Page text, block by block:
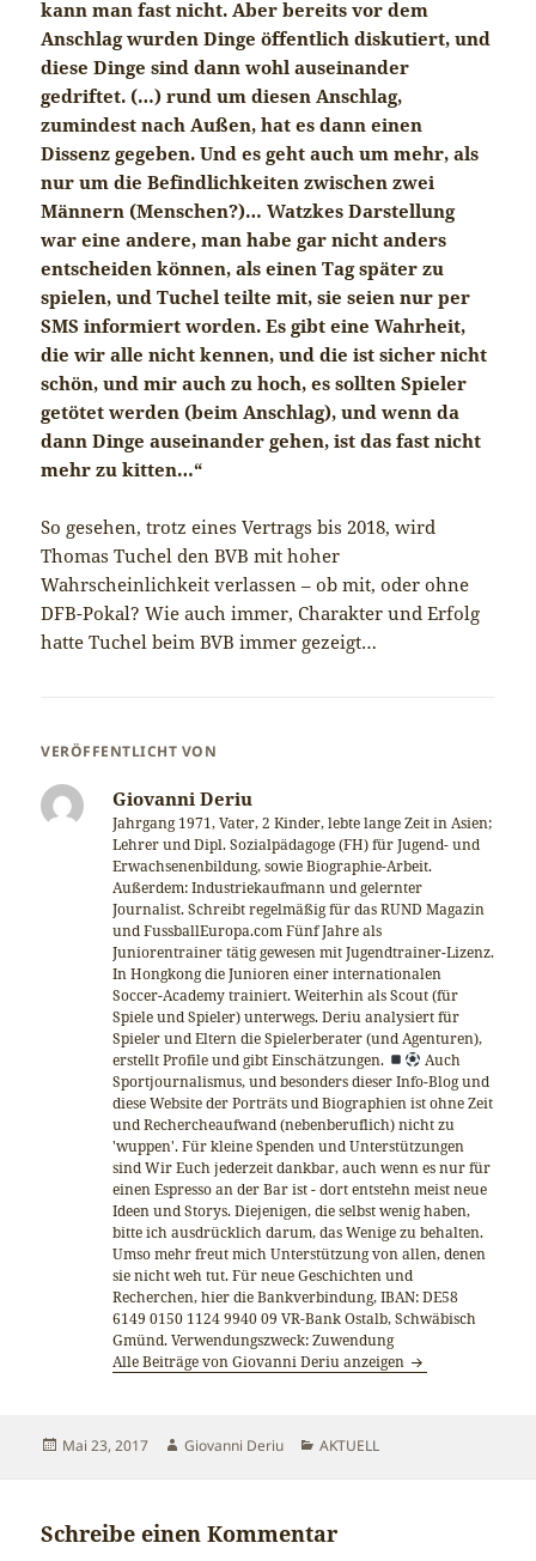
kann man fast nicht. Aber bereits vor dem
Anschlag wurden Dinge öffentlich diskutiert, und
diese Dinge sind dann wohl auseinander
gedriftet. (…) rund um diesen Anschlag,
zumindest nach Außen, hat es dann einen
Dissenz gegeben. Und es geht auch um mehr, als
nur um die Befindlichkeiten zwischen zwei
Männern (Menschen?)… Watzkes Darstellung
war eine andere, man habe gar nicht anders
entscheiden können, als einen Tag später zu
spielen, und Tuchel teilte mit, sie seien nur per
SMS informiert worden. Es gibt eine Wahrheit,
die wir alle nicht kennen, und die ist sicher nicht
schön, und mir auch zu hoch, es sollten Spieler
getötet werden (beim Anschlag), und wenn da
dann Dinge auseinander gehen, ist das fast nicht
mehr zu kitten…“
So gesehen, trotz eines Vertrags bis 2018, wird
Thomas Tuchel den BVB mit hoher
Wahrscheinlichkeit verlassen – ob mit, oder ohne
DFB-Pokal? Wie auch immer, Charakter und Erfolg
hatte Tuchel beim BVB immer gezeigt…
VERÖFFENTLICHT VON
Giovanni Deriu
Jahrgang 1971, Vater, 2 Kinder, lebte lange Zeit in Asien;
Lehrer und Dipl. Sozialpädagoge (FH) für Jugend- und
Erwachsenenbildung, sowie Biographie-Arbeit.
Außerdem: Industriekaufmann und gelernter
Journalist. Schreibt regelmäßig für das RUND Magazin
und FussballEuropa.com Fünf Jahre als
Juniorentrainer tätig gewesen mit Jugendtrainer-Lizenz.
In Hongkong die Junioren einer internationalen
Soccer-Academy trainiert. Weiterhin als Scout (für
Spiele und Spieler) unterwegs. Deriu analysiert für
Spieler und Eltern die Spielerberater (und Agenturen),
erstellt Profile und gibt Einschätzungen.
Auch
Sportjournalismus, und besonders dieser Info-Blog und
diese Website der Porträts und Biographien ist ohne Zeit
und Rechercheaufwand (nebenberuflich) nicht zu
'wuppen'. Für kleine Spenden und Unterstützungen
sind Wir Euch jederzeit dankbar, auch wenn es nur für
einen Espresso an der Bar ist - dort entstehn meist neue
Ideen und Storys. Diejenigen, die selbst wenig haben,
bitte ich ausdrücklich darum, das Wenige zu behalten.
Umso mehr freut mich Unterstützung von allen, denen
sie nicht weh tut. Für neue Geschichten und
Recherchen, hier die Bankverbindung, IBAN: DE58
6149 0150 1124 9940 09 VR-Bank Ostalb, Schwäbisch
Gmünd. Verwendungszweck: Zuwendung
Alle Beiträge von Giovanni Deriu anzeigen
Veröffentlicht
Mai 23, 2017 Autor
Giovanni Deriu Kategorien
AKTUELL
Schreibe einen Kommentar